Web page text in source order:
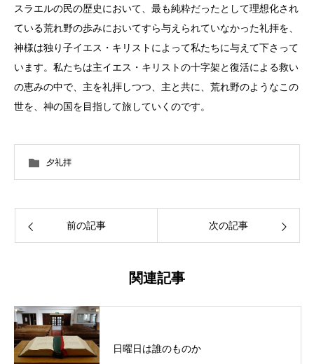
スラエルの民の歴史において、最も純粋だったとして理想化され
ている荒れ野の歩みにおいてすら与えられていなかった礼拝を、
神様は独り子イエス・キリストによって私たちに与えて下さって
います。私たちは主イエス・キリストの十字架と復活による救い
の恵みの中で、主を礼拝しつつ、主と共に、荒れ野のようなこの
世を、神の国を目指して旅していくのです。
夕礼拝
前の記事 次の記事
関連記事
日曜日は誰のものか